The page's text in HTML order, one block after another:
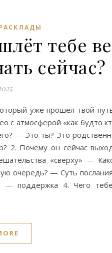
тебе
сейчас?
уже прошёл твой
с атмосферой «как будто
— Это ты? Это
2. Почему он сейчас
«сверху» —
очередь? — Суть
поддержка 4. Чего